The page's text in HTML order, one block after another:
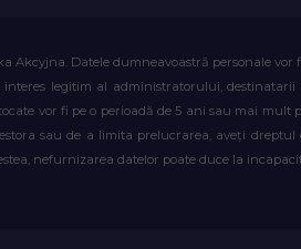
Akcyjna. Datele dumneavoastră personale
legitim al administratorului,
vor fi pe o perioadă de 5 ani sau mai
sau de a limita prelucrarea, aveți
nefurnizarea datelor poate duce la